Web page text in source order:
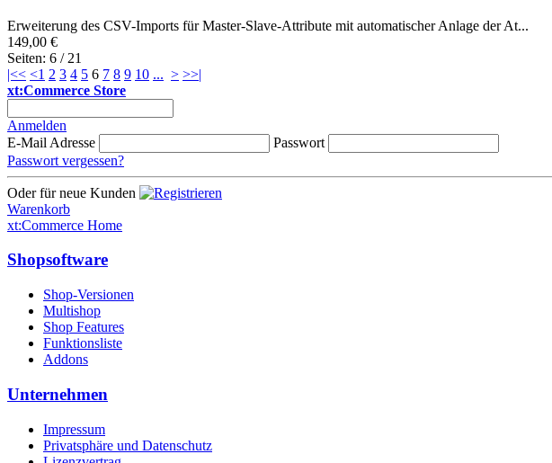
Erweiterung des CSV-Imports für Master-Slave-Attribute mit automatischer Anlage der At...
149,00 €
Seiten: 6 / 21
|<< <1 2 3 4 5 6 7 8 9 10 ... > >>|
xt:Commerce Store
Anmelden
E-Mail Adresse
Passwort
Passwort vergessen?
Oder für neue Kunden
Warenkorb
xt:Commerce Home
Shopsoftware
Shop-Versionen
Multishop
Shop Features
Funktionsliste
Addons
Unternehmen
Impressum
Privatsphäre und Datenschutz